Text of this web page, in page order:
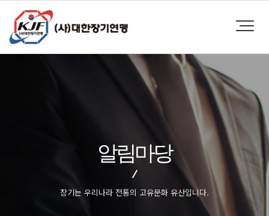
알림마당
장기는 우리나라 전통의 고유문화 유산입니다.